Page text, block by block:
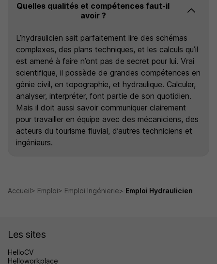
Quelles qualités et compétences faut-il
avoir ?
L’hydraulicien sait parfaitement lire des schémas
complexes, des plans techniques, et les calculs qu’il
est amené à faire n’ont pas de secret pour lui. Vrai
scientifique, il possède de grandes compétences en
génie civil, en topographie, et hydraulique. Calculer,
analyser, interpréter, font partie de son quotidien.
Mais il doit aussi savoir communiquer clairement
pour travailler en équipe avec des mécaniciens, des
acteurs du tourisme fluvial, d’autres techniciens et
ingénieurs.
Accueil Emploi Emploi Ingénierie Emploi Hydraulicien
Les sites
HelloCV
Helloworkplace